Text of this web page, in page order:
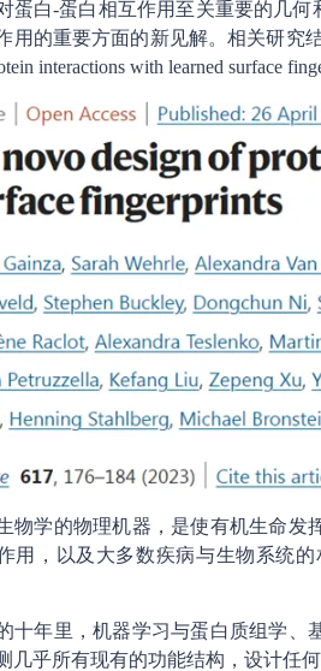
蛋白-蛋白相互作用至关重要的几
用的重要方面的新见解。相关研究
interactions with learned surface
物学的物理机器，是使有机生命发
用，以及大多数疾病与生物系统
十年里，机器学习与蛋白质组学、
几乎所有现有的功能结构，设计任